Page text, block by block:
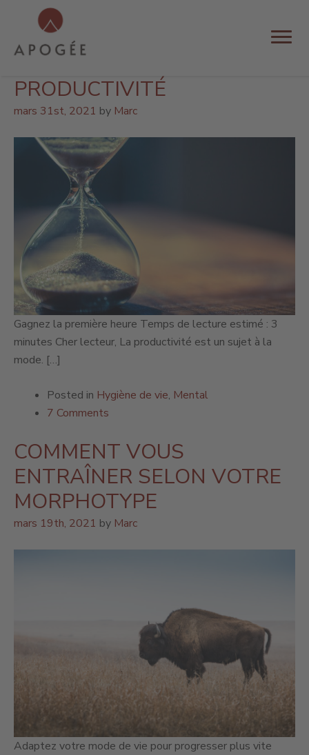
MOIS :
UNE RÈGLE MAGIQUE POUR
DÉCUPLER VOTRE
PRODUCTIVITÉ
mars 31st, 2021 by Marc
Gagnez la première heure Temps de lecture estimé : 3
minutes Cher lecteur, La productivité est un sujet à la
mode. […]
Posted in Hygiène de vie, Mental
7 Comments
COMMENT VOUS
ENTRAÎNER SELON VOTRE
MORPHOTYPE
mars 19th, 2021 by Marc
Adaptez votre mode de vie pour progresser plus vite